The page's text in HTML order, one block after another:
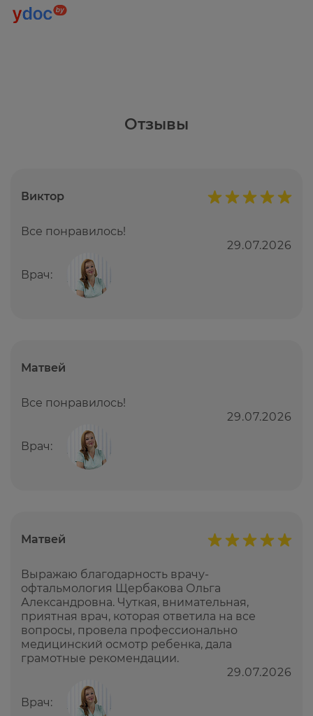
Отзывы
Виктор
Все понравилось!
29.07.2026
Врач:
Матвей
Все понравилось!
29.07.2026
Врач:
Матвей
Выражаю благодарность врачу-
офтальмология Щербакова Ольга
Александровна. Чуткая, внимательная,
приятная врач, которая ответила на все
вопросы, провела профессионально
медицинский осмотр ребенка, дала
грамотные рекомендации.
29.07.2026
Врач: